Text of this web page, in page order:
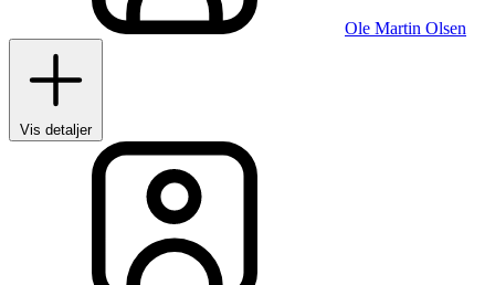
Ole Martin Olsen
Vis detaljer